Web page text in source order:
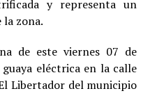
y representa un
zona.
de este viernes 07 de
eléctrica en la calle
Libertador del municipio